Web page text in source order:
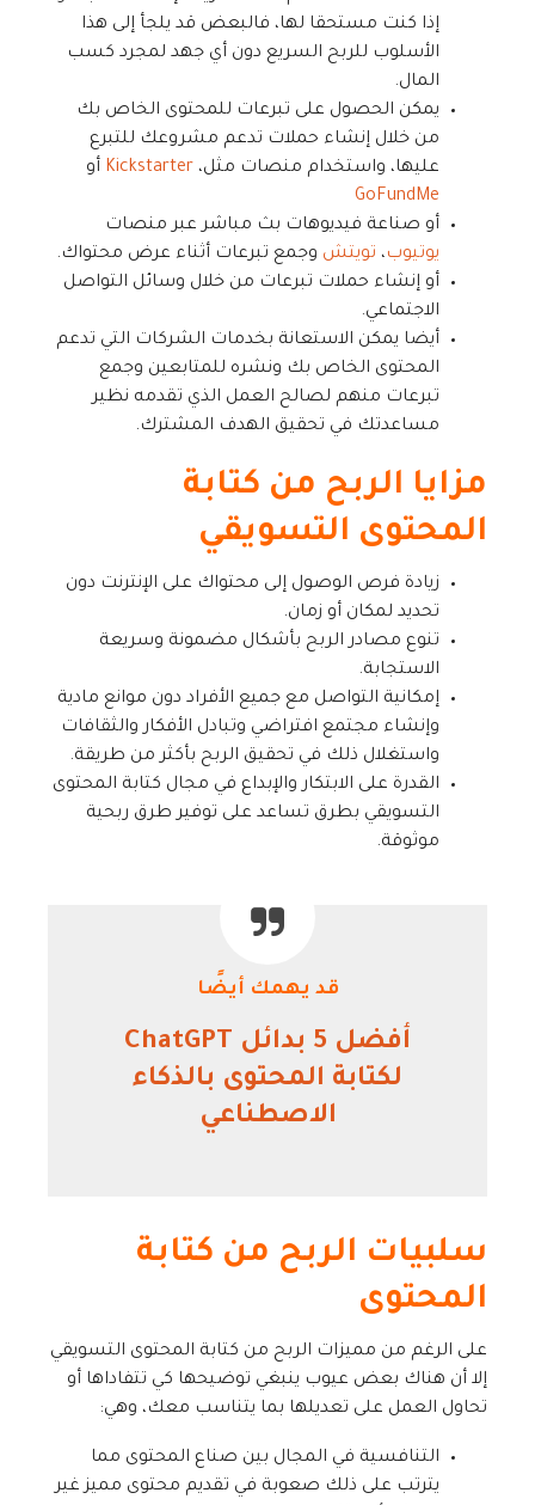
إذا كنت مستحقا لها، فالبعض قد يلجأ إلى هذا
الأسلوب للربح السريع دون أي جهد لمجرد كسب
المال.
يمكن الحصول على تبرعات للمحتوى الخاص بك
من خلال إنشاء حملات تدعم مشروعك للتبرع
عليها، واستخدام منصات مثل، Kickstarter أو
GoFundMe
أو صناعة فيديوهات بث مباشر عبر منصات
يوتيوب، تويتش وجمع تبرعات أثناء عرض محتواك.
أو إنشاء حملات تبرعات من خلال وسائل التواصل
الاجتماعي.
أيضا يمكن الاستعانة بخدمات الشركات التي تدعم
المحتوى الخاص بك ونشره للمتابعين وجمع
تبرعات منهم لصالح العمل الذي تقدمه نظير
مساعدتك في تحقيق الهدف المشترك.
مزايا الربح من كتابة
المحتوى التسويقي
زيادة فرص الوصول إلى محتواك على الإنترنت دون
تحديد لمكان أو زمان.
تنوع مصادر الربح بأشكال مضمونة وسريعة
الاستجابة.
إمكانية التواصل مع جميع الأفراد دون موانع مادية
وإنشاء مجتمع افتراضي وتبادل الأفكار والثقافات
واستغلال ذلك في تحقيق الربح بأكثر من طريقة.
القدرة على الابتكار والإبداع في مجال كتابة المحتوى
التسويقي بطرق تساعد على توفير طرق ربحية
موثوقة.
قد يهمك أيضًا
أفضل 5 بدائل ChatGPT
لكتابة المحتوى بالذكاء
الاصطناعي
سلبيات الربح من كتابة
المحتوى
على الرغم من مميزات الربح من كتابة المحتوى التسويقي
إلا أن هناك بعض عيوب ينبغي توضيحها كي تتفاداها أو
تحاول العمل على تعديلها بما يتناسب معك، وهي:
التنافسية في المجال بين صناع المحتوى مما
يترتب على ذلك صعوبة في تقديم محتوى مميز غير